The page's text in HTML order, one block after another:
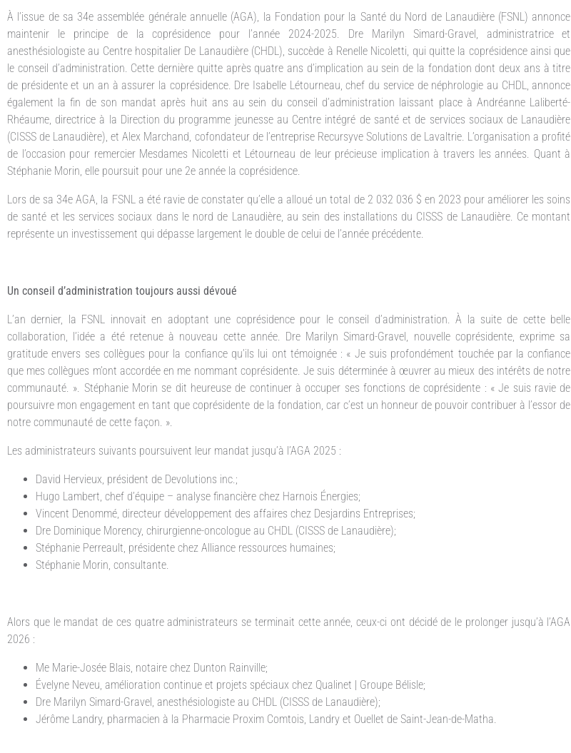
À l’issue de sa 34e assemblée générale annuelle (AGA), la Fondation pour la Santé du Nord de Lanaudière (FSNL) annonce
maintenir le principe de la coprésidence pour l’année 2024-2025. Dre Marilyn Simard-Gravel, administratrice et
anesthésiologiste au Centre hospitalier De Lanaudière (CHDL), succède à Renelle Nicoletti, qui quitte la coprésidence ainsi que
le conseil d’administration. Cette dernière quitte après quatre ans d’implication au sein de la fondation dont deux ans à titre
de présidente et un an à assurer la coprésidence. Dre Isabelle Létourneau, chef du service de néphrologie au CHDL, annonce
également la fin de son mandat après huit ans au sein du conseil d’administration laissant place à Andréanne Laliberté-
Rhéaume, directrice à la Direction du programme jeunesse au Centre intégré de santé et de services sociaux de Lanaudière
(CISSS de Lanaudière), et Alex Marchand, cofondateur de l’entreprise Recursyve Solutions de Lavaltrie. L’organisation a profité
de l’occasion pour remercier Mesdames Nicoletti et Létourneau de leur précieuse implication à travers les années. Quant à
Stéphanie Morin, elle poursuit pour une 2e année la coprésidence.
Lors de sa 34e AGA, la FSNL a été ravie de constater qu’elle a alloué un total de 2 032 036 $ en 2023 pour améliorer les soins
de santé et les services sociaux dans le nord de Lanaudière, au sein des installations du CISSS de Lanaudière. Ce montant
représente un investissement qui dépasse largement le double de celui de l’année précédente.
Un conseil d’administration toujours aussi dévoué
L’an dernier, la FSNL innovait en adoptant une coprésidence pour le conseil d’administration. À la suite de cette belle
collaboration, l’idée a été retenue à nouveau cette année. Dre Marilyn Simard-Gravel, nouvelle coprésidente, exprime sa
gratitude envers ses collègues pour la confiance qu’ils lui ont témoignée : « Je suis profondément touchée par la confiance
que mes collègues m’ont accordée en me nommant coprésidente. Je suis déterminée à œuvrer au mieux des intérêts de notre
communauté. ». Stéphanie Morin se dit heureuse de continuer à occuper ses fonctions de coprésidente : « Je suis ravie de
poursuivre mon engagement en tant que coprésidente de la fondation, car c’est un honneur de pouvoir contribuer à l’essor de
notre communauté de cette façon. ».
Les administrateurs suivants poursuivent leur mandat jusqu’à l’AGA 2025 :
David Hervieux, président de Devolutions inc.;
Hugo Lambert, chef d’équipe – analyse financière chez Harnois Énergies;
Vincent Denommé, directeur développement des affaires chez Desjardins Entreprises;
Dre Dominique Morency, chirurgienne-oncologue au CHDL (CISSS de Lanaudière);
Stéphanie Perreault, présidente chez Alliance ressources humaines;
Stéphanie Morin, consultante.
Alors que le mandat de ces quatre administrateurs se terminait cette année, ceux-ci ont décidé de le prolonger jusqu’à l’AGA
2026 :
Me Marie-Josée Blais, notaire chez Dunton Rainville;
Évelyne Neveu, amélioration continue et projets spéciaux chez Qualinet | Groupe Bélisle;
Dre Marilyn Simard-Gravel, anesthésiologiste au CHDL (CISSS de Lanaudière);
Jérôme Landry, pharmacien à la Pharmacie Proxim Comtois, Landry et Ouellet de Saint-Jean-de-Matha.